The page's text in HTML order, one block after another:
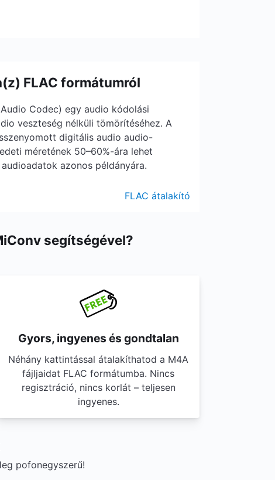
FLAC formátumról
Codec) egy audio kódolási
veszteség nélküli tömörítéséhez. A
digitális audio audio-
méretének 50–60%-ára lehet
azonos példányára.
FLAC átalakító
segítségével?
Gyors, ingyenes és gondtalan
Néhány kattintással átalakíthatod a M4A
fájljaidat FLAC formátumba. Nincs
regisztráció, nincs korlát – teljesen
ingyenes.
pofonegyszerű!